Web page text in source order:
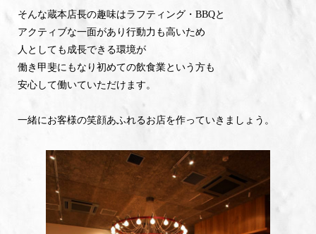
そんな蔵本店長の趣味はラフティング・BBQと
アクティブな一面があり行動力も高いため
人としても成長できる環境が
働き甲斐にもなり初めての飲食業という方も
安心して働いていただけます。
一緒にお客様の笑顔あふれるお店を作っていきましょう。